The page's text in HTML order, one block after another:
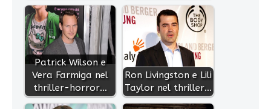
Patrick Wilson e
Vera Farmiga nel
thriller-horror…
Ron Livingston e Lili
Taylor nel thriller…